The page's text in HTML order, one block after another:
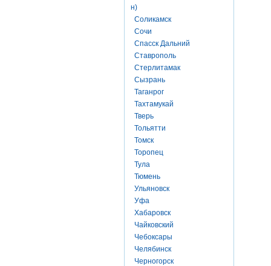
н)
Соликамск
Сочи
Спасск Дальний
Ставрополь
Стерлитамак
Сызрань
Таганрог
Тахтамукай
Тверь
Тольятти
Томск
Торопец
Тула
Тюмень
Ульяновск
Уфа
Хабаровск
Чайковский
Чебоксары
Челябинск
Черногорск